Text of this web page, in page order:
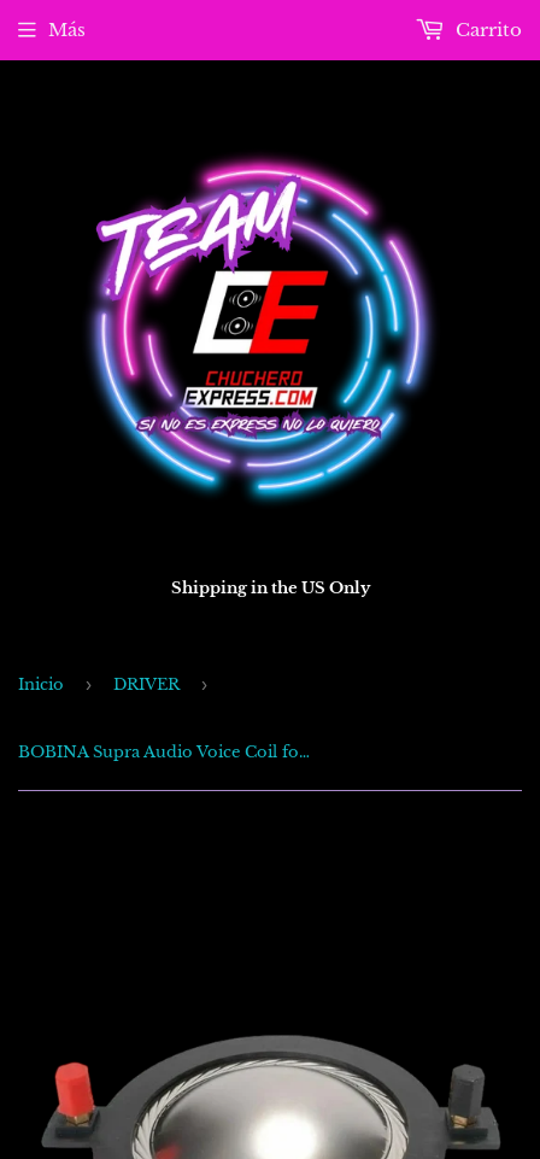
Shipping in the US Only
Más Carrito
Inicio › DRIVER ›
BOBINA Supra Audio Voice Coil for Driver CX-700 .950watt